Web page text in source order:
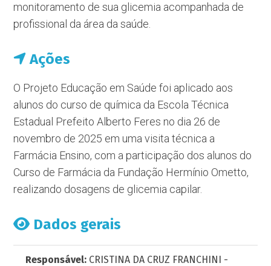
monitoramento de sua glicemia acompanhada de
profissional da área da saúde.
Ações
O Projeto Educação em Saúde foi aplicado aos
alunos do curso de química da Escola Técnica
Estadual Prefeito Alberto Feres no dia 26 de
novembro de 2025 em uma visita técnica a
Farmácia Ensino, com a participação dos alunos do
Curso de Farmácia da Fundação Hermínio Ometto,
realizando dosagens de glicemia capilar.
Dados gerais
Responsável: CRISTINA DA CRUZ FRANCHINI -